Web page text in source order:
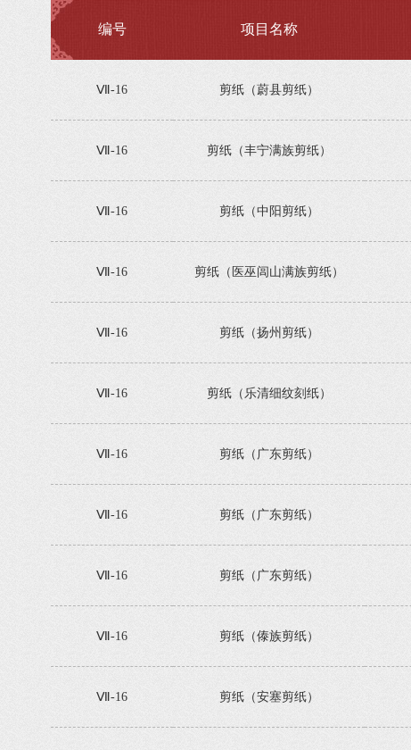
编号 项目名称
Ⅶ-16 剪纸（蔚县剪纸）
Ⅶ-16 剪纸（丰宁满族剪纸）
Ⅶ-16 剪纸（中阳剪纸）
Ⅶ-16 剪纸（医巫闾山满族剪纸）
Ⅶ-16 剪纸（扬州剪纸）
Ⅶ-16 剪纸（乐清细纹刻纸）
Ⅶ-16 剪纸（广东剪纸）
Ⅶ-16 剪纸（广东剪纸）
Ⅶ-16 剪纸（广东剪纸）
Ⅶ-16 剪纸（傣族剪纸）
Ⅶ-16 剪纸（安塞剪纸）